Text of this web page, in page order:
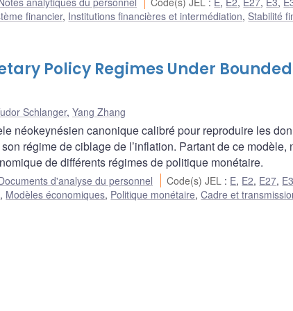
financier, Institutions financières et intermédiation, Stabilité
Policy Regimes Under Bounded
Schlanger, Yang Zhang
néokeynésien canonique calibré pour reproduire les
régime de ciblage de l’inflation. Partant de ce modèle,
de différents régimes de politique monétaire.
d'analyse du personnel Code(s) JEL : E, E2, E27, E3
, Modèles économiques, Politique monétaire,Cadre et